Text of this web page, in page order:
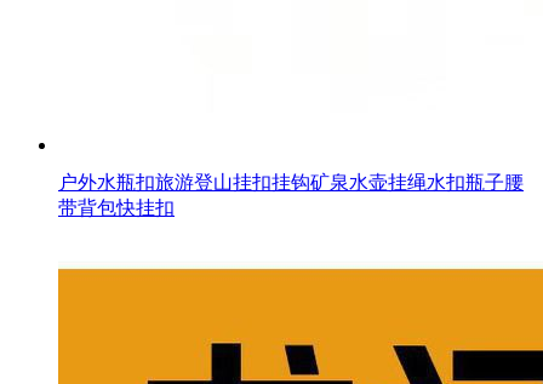
户外水瓶扣旅游登山挂扣挂钩矿泉水壶挂绳水扣瓶子腰
带背包快挂扣